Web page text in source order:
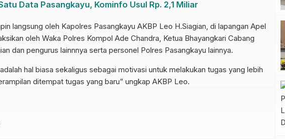
Data Pasangkayu, Kominfo Usul Rp. 2,1 Miliar
langsung oleh Kapolres Pasangkayu AKBP Leo H.Siagian, di lapangan Apel
oleh Waka Polres Kompol Ade Chandra, Ketua Bhayangkari Cabang
dan pengurus lainnnya serta personel Polres Pasangkayu lainnya.
hal biasa sekaligus sebagai motivasi untuk melakukan tugas yang lebih
ditempat tugas yang baru” ungkap AKBP Leo.